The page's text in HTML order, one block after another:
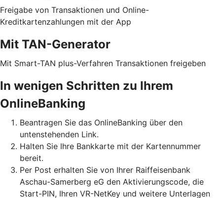
Freigabe von Transaktionen und Online-
Kreditkartenzahlungen mit der App
Mit TAN-Generator
Mit Smart-TAN plus-Verfahren Transaktionen freigeben
In wenigen Schritten zu Ihrem
OnlineBanking
Beantragen Sie das OnlineBanking über den
untenstehenden Link.
Halten Sie Ihre Bankkarte mit der Kartennummer
bereit.
Per Post erhalten Sie von Ihrer Raiffeisenbank
Aschau-Samerberg eG den Aktivierungscode, die
Start-PIN, Ihren VR-NetKey und weitere Unterlagen